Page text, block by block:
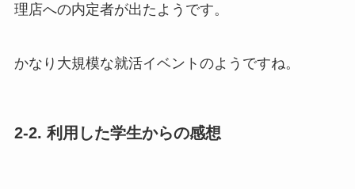
理店への内定者が出たようです。
かなり大規模な就活イベントのようですね。
2-2. 利用した学生からの感想